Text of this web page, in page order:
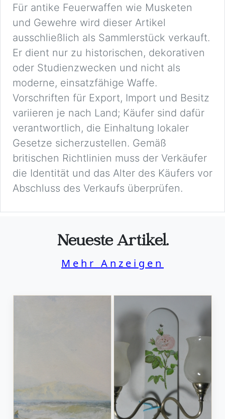
Für antike Feuerwaffen wie Musketen
und Gewehre wird dieser Artikel
ausschließlich als Sammlerstück verkauft.
Er dient nur zu historischen, dekorativen
oder Studienzwecken und nicht als
moderne, einsatzfähige Waffe.
Vorschriften für Export, Import und Besitz
variieren je nach Land; Käufer sind dafür
verantwortlich, die Einhaltung lokaler
Gesetze sicherzustellen. Gemäß
britischen Richtlinien muss der Verkäufer
die Identität und das Alter des Käufers vor
Abschluss des Verkaufs überprüfen.
Neueste Artikel.
Mehr Anzeigen